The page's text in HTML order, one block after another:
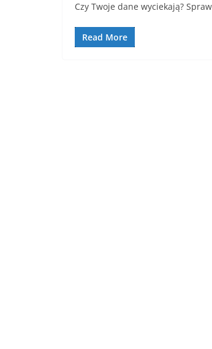
Czy Twoje dane wyciekają?
Read More